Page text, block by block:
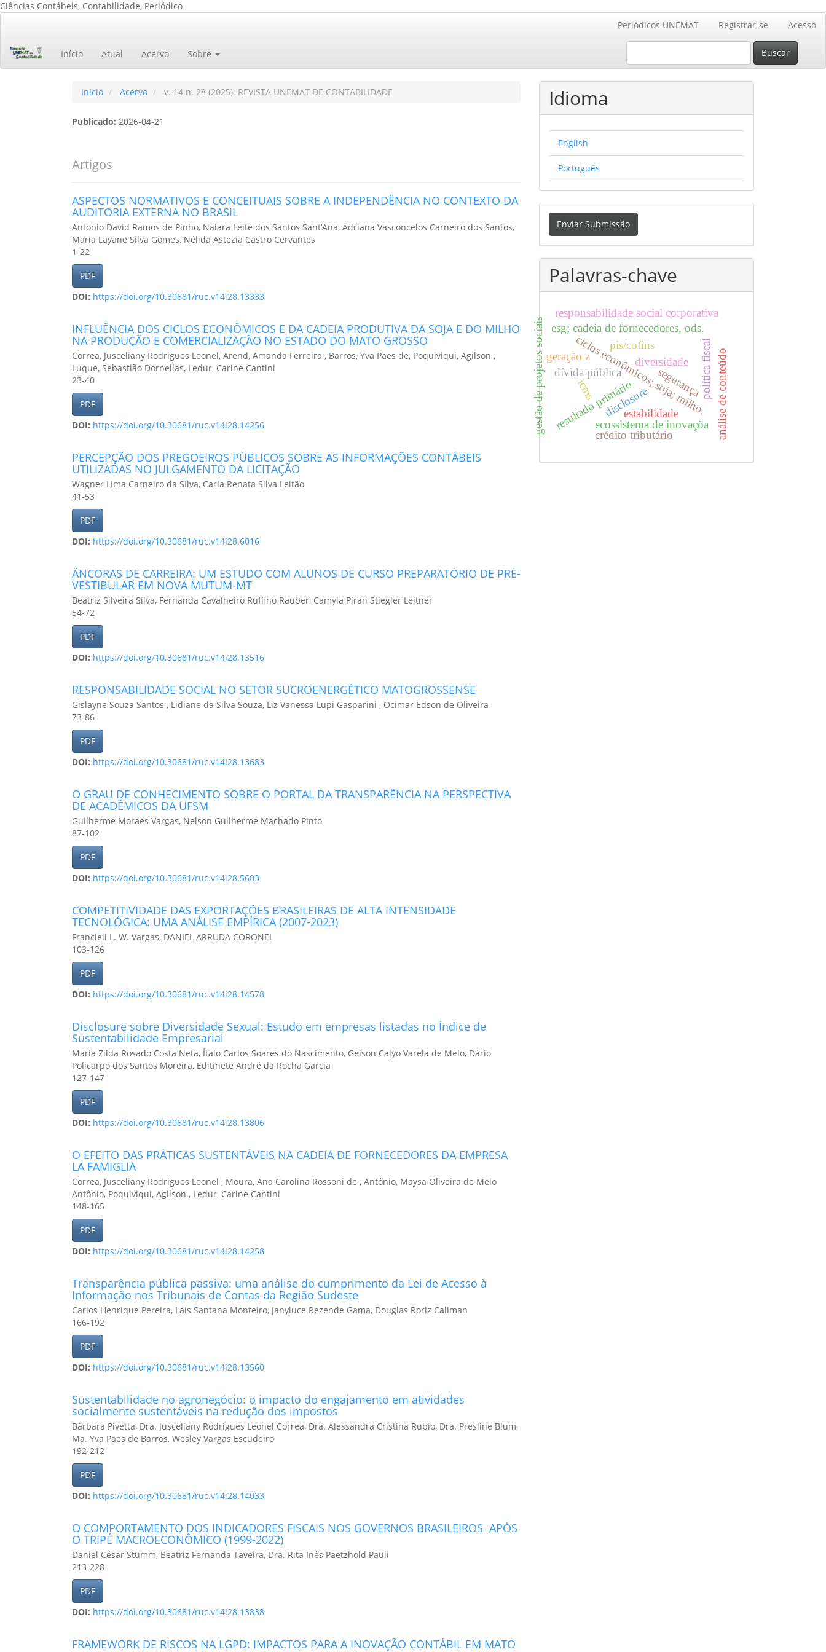
Ciências Contábeis, Contabilidade, Periódico
principal
Barra
Periódicos UNEMAT Registrar-se Acesso
Início Atual Acervo Sobre Buscar
Início Acervo v. 14 n. 28 (2025): REVISTA UNEMAT DE CONTABILIDADE
Publicado: 2026-04-21
Artigos
ASPECTOS NORMATIVOS E CONCEITUAIS SOBRE A INDEPENDÊNCIA NO CONTEXTO DA
AUDITORIA EXTERNA NO BRASIL
Antonio David Ramos de Pinho, Naiara Leite dos Santos Sant’Ana, Adriana Vasconcelos Carneiro dos Santos,
Maria Layane Silva Gomes, Nélida Astezia Castro Cervantes
1-22
PDF
DOI: https://doi.org/10.30681/ruc.v14i28.13333
INFLUÊNCIA DOS CICLOS ECONÔMICOS E DA CADEIA PRODUTIVA DA SOJA E DO MILHO
NA PRODUÇÃO E COMERCIALIZAÇÃO NO ESTADO DO MATO GROSSO
Correa, Jusceliany Rodrigues Leonel, Arend, Amanda Ferreira , Barros, Yva Paes de, Poquiviqui, Agilson ,
Luque, Sebastião Dornellas, Ledur, Carine Cantini
23-40
PDF
DOI: https://doi.org/10.30681/ruc.v14i28.14256
PERCEPÇÃO DOS PREGOEIROS PÚBLICOS SOBRE AS INFORMAÇÕES CONTÁBEIS
UTILIZADAS NO JULGAMENTO DA LICITAÇÃO
Wagner Lima Carneiro da SIlva, Carla Renata Silva Leitão
41-53
PDF
DOI: https://doi.org/10.30681/ruc.v14i28.6016
ÂNCORAS DE CARREIRA: UM ESTUDO COM ALUNOS DE CURSO PREPARATÓRIO DE PRÉ-
VESTIBULAR EM NOVA MUTUM-MT
Beatriz Silveira Silva, Fernanda Cavalheiro Ruffino Rauber, Camyla Piran Stiegler Leitner
54-72
PDF
DOI: https://doi.org/10.30681/ruc.v14i28.13516
RESPONSABILIDADE SOCIAL NO SETOR SUCROENERGÉTICO MATOGROSSENSE
Gislayne Souza Santos , Lidiane da Silva Souza, Liz Vanessa Lupi Gasparini , Ocimar Edson de Oliveira
73-86
PDF
DOI: https://doi.org/10.30681/ruc.v14i28.13683
O GRAU DE CONHECIMENTO SOBRE O PORTAL DA TRANSPARÊNCIA NA PERSPECTIVA
DE ACADÊMICOS DA UFSM
Guilherme Moraes Vargas, Nelson Guilherme Machado Pinto
87-102
PDF
DOI: https://doi.org/10.30681/ruc.v14i28.5603
COMPETITIVIDADE DAS EXPORTAÇÕES BRASILEIRAS DE ALTA INTENSIDADE
TECNOLÓGICA: UMA ANÁLISE EMPÍRICA (2007-2023)
Francieli L. W. Vargas, DANIEL ARRUDA CORONEL
103-126
PDF
DOI: https://doi.org/10.30681/ruc.v14i28.14578
Disclosure sobre Diversidade Sexual: Estudo em empresas listadas no Índice de
Sustentabilidade Empresarial
Maria Zilda Rosado Costa Neta, Ítalo Carlos Soares do Nascimento, Geison Calyo Varela de Melo, Dário
Policarpo dos Santos Moreira, Editinete André da Rocha Garcia
127-147
PDF
DOI: https://doi.org/10.30681/ruc.v14i28.13806
O EFEITO DAS PRÁTICAS SUSTENTÁVEIS NA CADEIA DE FORNECEDORES DA EMPRESA
LA FAMIGLIA
Correa, Jusceliany Rodrigues Leonel , Moura, Ana Carolina Rossoni de , Antônio, Maysa Oliveira de Melo
Antônio, Poquiviqui, Agilson , Ledur, Carine Cantini
148-165
PDF
DOI: https://doi.org/10.30681/ruc.v14i28.14258
Transparência pública passiva: uma análise do cumprimento da Lei de Acesso à
Informação nos Tribunais de Contas da Região Sudeste
Carlos Henrique Pereira, Laís Santana Monteiro, Janyluce Rezende Gama, Douglas Roriz Caliman
166-192
PDF
DOI: https://doi.org/10.30681/ruc.v14i28.13560
Sustentabilidade no agronegócio: o impacto do engajamento em atividades
socialmente sustentáveis na redução dos impostos
Bárbara Pivetta, Dra. Jusceliany Rodrigues Leonel Correa, Dra. Alessandra Cristina Rubio, Dra. Presline Blum,
Ma. Yva Paes de Barros, Wesley Vargas Escudeiro
192-212
PDF
DOI: https://doi.org/10.30681/ruc.v14i28.14033
O COMPORTAMENTO DOS INDICADORES FISCAIS NOS GOVERNOS BRASILEIROS APÓS
O TRIPÉ MACROECONÔMICO (1999-2022)
Daniel César Stumm, Beatriz Fernanda Taveira, Dra. Rita Inês Paetzhold Pauli
213-228
PDF
DOI: https://doi.org/10.30681/ruc.v14i28.13838
FRAMEWORK DE RISCOS NA LGPD: IMPACTOS PARA A INOVAÇÃO CONTÁBIL EM MATO
Idioma
English
Português
Enviar
Submissão
Enviar Submissão
Palavras-chave
ciclos econômicos; soja; milho.
esg; cadeia de fornecedores, ods.
política fiscal
resultado primário
dívida pública
diversidade
disclosure análise de conteúdo
responsabilidade social corporativa
gestão de projetos sociais ecossistema de inovaçõa
icms
pis/cofins
crédito tributário
geração z
segurança
estabilidade